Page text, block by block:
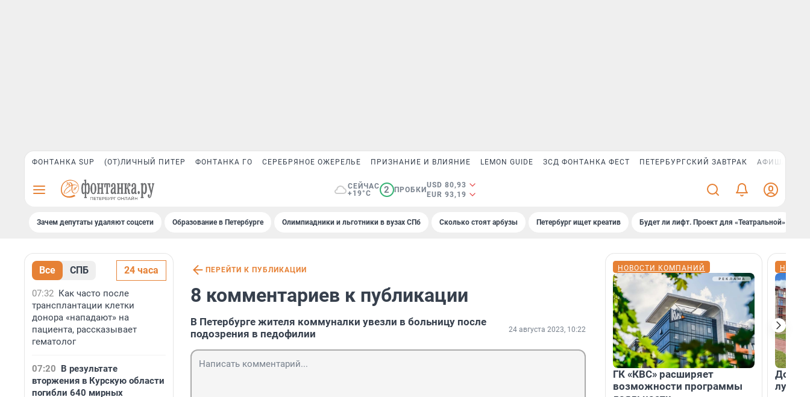
ФОНТАНКА SUP (ОТ)ЛИЧНЫЙ ПИТЕР ФОНТАНКА ГО СЕРЕБРЯНОЕ ОЖЕРЕЛЬЕ ПРИЗНАНИЕ И ВЛИЯНИЕ LEMON GUIDE ЗСД ФОНТАНКА ФЕСТ ПЕТЕРБУРГСКИЙ ЗАВТРАК АФИША PLUS
СЕЙЧАС
+19°C
2 ПРОБКИ
USD 80,93
EUR 93,19
Зачем депутаты удаляют соцсети Образование в Петербурге Олимпиадники и льготники в вузах СПб Сколько стоят арбузы Петербург ищет креатив Будет ли лифт. Проект для «Театральной»
Все СПБ 24 часа
07:32 Как часто после
трансплантации клетки
донора «нападают» на
пациента, рассказывает
гематолог
07:20 В результате
вторжения в Курскую области
погибли 640 мирных
ПЕРЕЙТИ К ПУБЛИКАЦИИ
8 комментариев к публикации
В Петербурге жителя коммуналки увезли в больницу после
подозрения в педофилии
24 августа 2023, 10:22
НОВОСТИ КОМПАНИЙ
ГК «КВС» расширяет
возможности программы
Дом
лучше